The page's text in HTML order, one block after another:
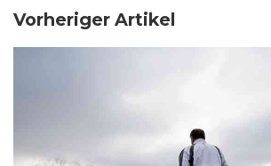
Vorheriger Artikel